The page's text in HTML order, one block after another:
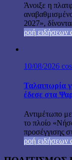
Άνοιξε η
2027»,
ροή ειδήσεων
10/08/2026
Ταλαιπωρία
έδεσε στα
Αντιμέτωπο
το πλοίο
προσέγγισης
ροή ειδήσεων